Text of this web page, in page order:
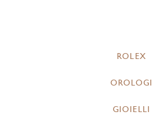
ROLEX
OROLOGI
GIOIELLI